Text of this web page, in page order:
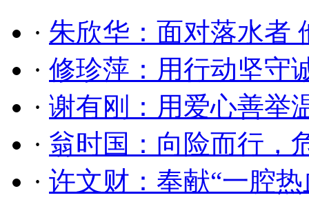
· 朱欣华：面对落水者
· 修珍萍：用行动坚守
· 谢有刚：用爱心善举
· 翁时国：向险而行，
· 许文财：奉献“一腔